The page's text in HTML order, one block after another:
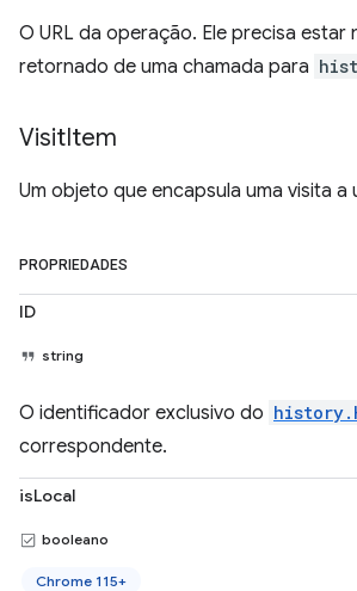
O URL da operação. Ele precisa estar
retornado de uma chamada para
VisitItem
Um objeto que encapsula uma visita a
PROPRIEDADES
ID
string
O identificador exclusivo do
correspondente.
isLocal
booleano
Chrome 115+